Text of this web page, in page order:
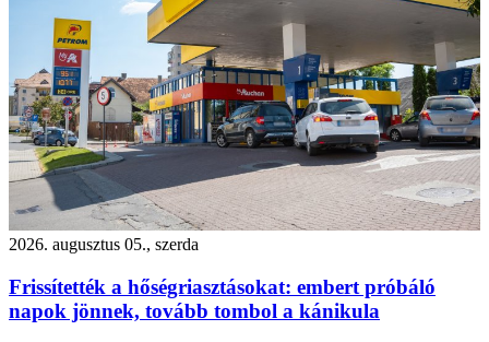
2026. augusztus 05., szerda
Frissítették a hőségriasztásokat: embert próbáló
napok jönnek, tovább tombol a kánikula